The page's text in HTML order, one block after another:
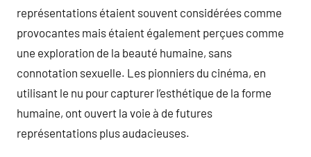
représentations étaient souvent considérées comme
provocantes mais étaient également perçues comme
une exploration de la beauté humaine, sans
connotation sexuelle. Les pionniers du cinéma, en
utilisant le nu pour capturer l’esthétique de la forme
humaine, ont ouvert la voie à de futures
représentations plus audacieuses.